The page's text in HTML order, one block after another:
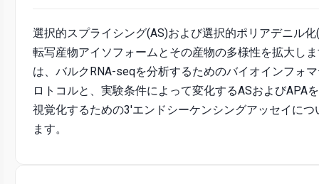
選択的スプライシング(AS)および選択的ポリアデニル化
転写産物アイソフォームとその産物の多様性を拡大し
は、バルクRNA-seqを分析するためのバイオインフォ
ロトコルと、実験条件によって変化するASおよびAPA
視覚化するための3'エンドシーケンシングアッセイにつ
ます。